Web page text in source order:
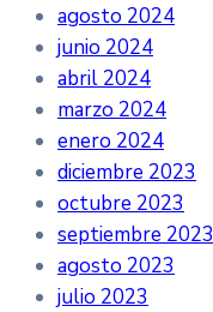
agosto 2024
junio 2024
abril 2024
marzo 2024
enero 2024
diciembre 2023
octubre 2023
septiembre 2023
agosto 2023
julio 2023